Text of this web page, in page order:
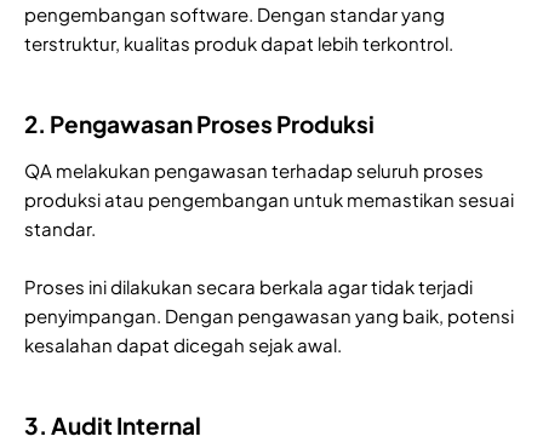
pengembangan software. Dengan standar yang
terstruktur, kualitas produk dapat lebih terkontrol.
2. Pengawasan Proses Produksi
QA melakukan pengawasan terhadap seluruh proses
produksi atau pengembangan untuk memastikan sesuai
standar.
Proses ini dilakukan secara berkala agar tidak terjadi
penyimpangan. Dengan pengawasan yang baik, potensi
kesalahan dapat dicegah sejak awal.
3. Audit Internal